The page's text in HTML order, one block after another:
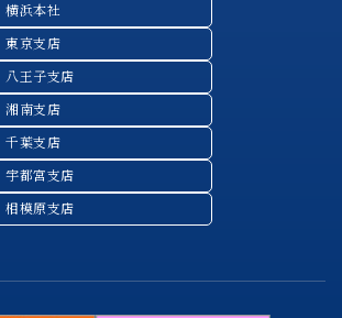
横浜本社
東京支店
八王子支店
湘南支店
千葉支店
宇都宮支店
相模原支店